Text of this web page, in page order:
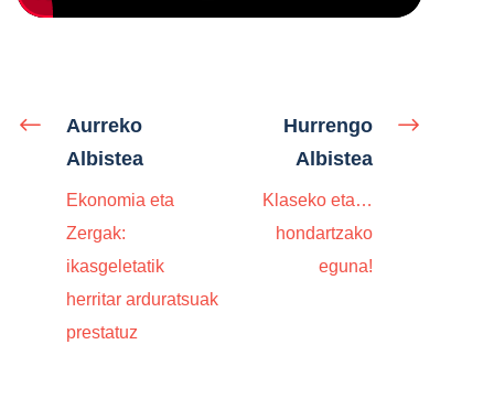
Aurreko
Albistea
Ekonomia eta
Zergak:
ikasgeletatik
herritar arduratsuak
prestatuz
Hurrengo
Albistea
Klaseko eta…
hondartzako
eguna!